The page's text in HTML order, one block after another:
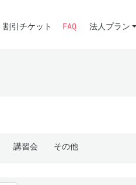
割引チケット FAQ 法人プラン
講習会 その他